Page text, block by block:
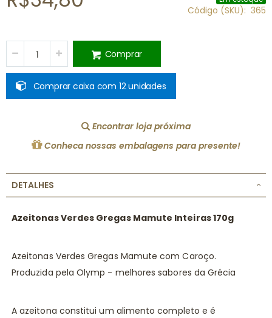
Código (SKU) 365
Comprar
Comprar caixa com 12 unidades
Encontrar loja próxima
Conheca nossas embalagens para presente!
DETALHES
Azeitonas Verdes Gregas Mamute Inteiras 170g
Azeitonas Verdes Gregas Mamute com Caroço.
Produzida pela Olymp - melhores sabores da Grécia
A azeitona constitui um alimento completo e é